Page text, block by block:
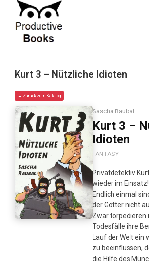
springen
Kurt 3 – Nützliche Idioten
← Zurück zum Katalog
Sascha Raubal
Kurt 3 –
Idioten
FANTASY
Privatdetektiv
wieder im Einsatz!
Endlich einmal
der Götter nicht
Zwar torpedieren
Todesfälle ihre
Lauf der Welt ein
zu beeinflussen,
die Hilfe des